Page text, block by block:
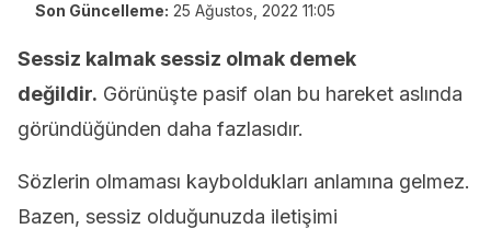
Son Güncelleme: 25 Ağustos, 2022 11:05
Sessiz kalmak sessiz olmak demek
değildir. Görünüşte pasif olan bu hareket aslında
göründüğünden daha fazlasıdır.
Sözlerin olmaması kayboldukları anlamına gelmez.
Bazen, sessiz olduğunuzda iletişimi